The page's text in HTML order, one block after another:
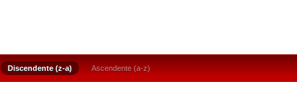
Discendente (z-a) Ascendente (a-z)